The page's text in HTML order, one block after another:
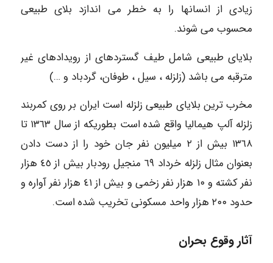
زیادی از انسانها را به خطر می اندازد بلای طبیعی
محسوب می شوند.
بلایای طبیعی شامل طیف گستردهای از رویدادهای غیر
مترقبه می باشد (زلزله ، سیل ، طوفان، گردباد و …)
مخرب ترین بلایای طبیعی زلزله است ایران بر روی کمربند
زلزله آلپ هیمالیا واقع شده است بطوریکه از سال ١٣٦٣ تا
١٣٦٨ بیش از ۲ میلیون نفر جان خود را از دست دادن
بعنوان مثال زلزله خرداد ٦٩ منجیل رودبار بیش از ٤٥ هزار
نفر کشته و ۱۰ هزار نفر زخمی و بیش از ٤١ هزار نفر آواره و
حدود ۲۰۰ هزار واحد مسکونی تخریب شده است.
آثار وقوع بحران